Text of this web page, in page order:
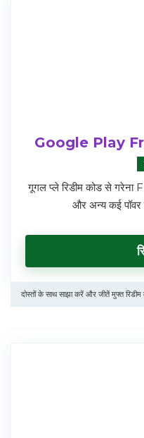
Google Play
गूगल प्ले रिडीम कोड से गरेना
और अन्य कई
दोस्तों के साथ साझा करें और जीतें मुफ्त रिडीम